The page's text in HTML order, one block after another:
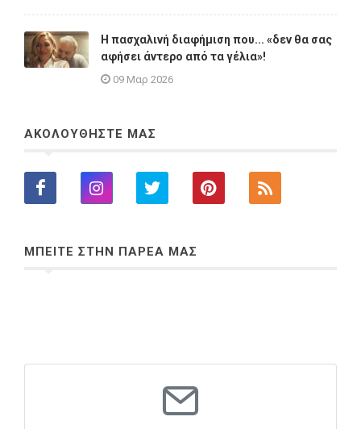
Η πασχαλινή διαφήμιση που... «δεν θα σας
αφήσει άντερο από τα γέλια»!
09 Μαρ 2026
ΑΚΟΛΟΥΘΗΣΤΕ ΜΑΣ
ΜΠΕΙΤΕ ΣΤΗΝ ΠΑΡΕΑ ΜΑΣ